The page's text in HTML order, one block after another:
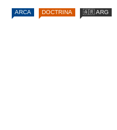
ARCA DOCTRINA 🇦🇷 ARG